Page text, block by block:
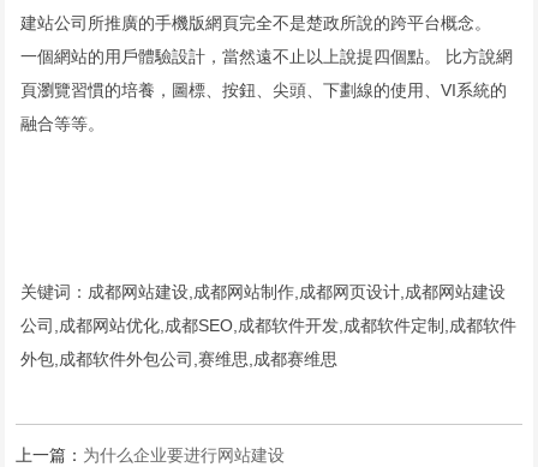
建站公司所推廣的手機版網頁完全不是楚政所說的跨平台概念。
一個網站的用戶體驗設計，當然遠不止以上說提四個點。 比方說網
頁瀏覽習慣的培養，圖標、按鈕、尖頭、下劃線的使用、VI系統的
融合等等。
关键词：成都网站建设,成都网站制作,成都网页设计,成都网站建设
公司,成都网站优化,成都SEO,成都软件开发,成都软件定制,成都软件
外包,成都软件外包公司,赛维思,成都赛维思
上一篇： 为什么企业要进行网站建设